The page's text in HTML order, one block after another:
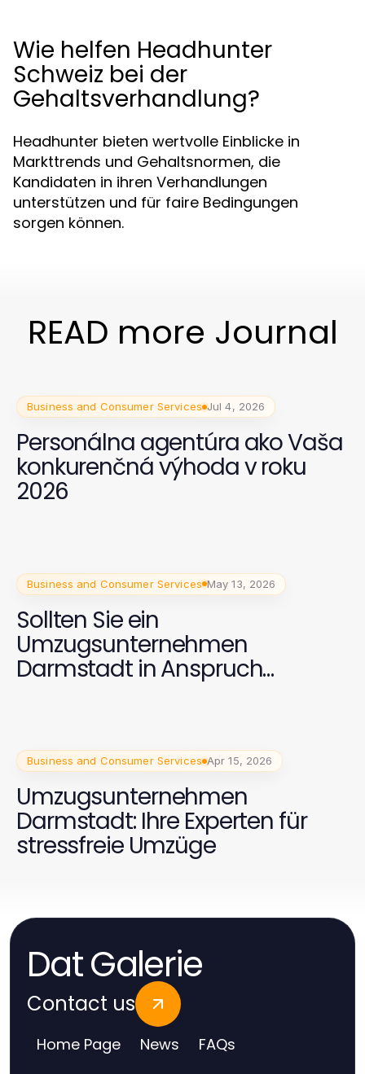
Wie helfen Headhunter
Schweiz bei der
Gehaltsverhandlung?
Headhunter bieten wertvolle Einblicke in
Markttrends und Gehaltsnormen, die
Kandidaten in ihren Verhandlungen
unterstützen und für faire Bedingungen
sorgen können.
READ more Journal
Business and Consumer Services Jul 4, 2026
Personálna agentúra ako Vaša
konkurenčná výhoda v roku
2026
Business and Consumer Services May 13, 2026
Sollten Sie ein
Umzugsunternehmen
Darmstadt in Anspruch
Business and Consumer Services Apr 15, 2026
Umzugsunternehmen
Darmstadt: Ihre Experten für
stressfreie Umzüge
Dat Galerie
Contact us
Home Page News FAQs